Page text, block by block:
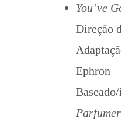
You’ve
Direção
Ephron